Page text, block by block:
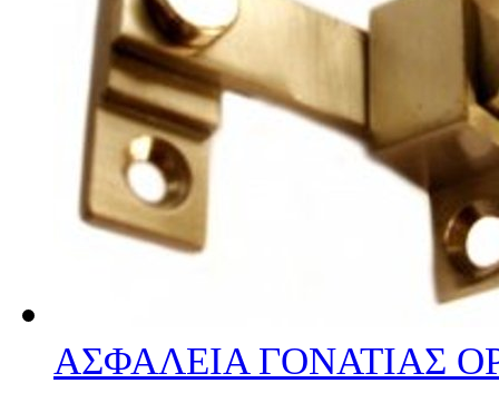
ΑΣΦΑΛΕΙΑ ΓΟΝΑΤΙΑΣ